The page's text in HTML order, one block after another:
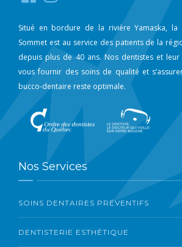
Situé en bordure de la rivière Yamaska, la
Sommet est au service des patients de la
depuis plus de 40 ans. Nos dentistes et
vous fournir des soins de qualité et
bucco-dentaire reste optimale.
Nos Services
SOINS DENTAIRES PRÉVENTIFS
DENTISTERIE ESTHÉTIQUE